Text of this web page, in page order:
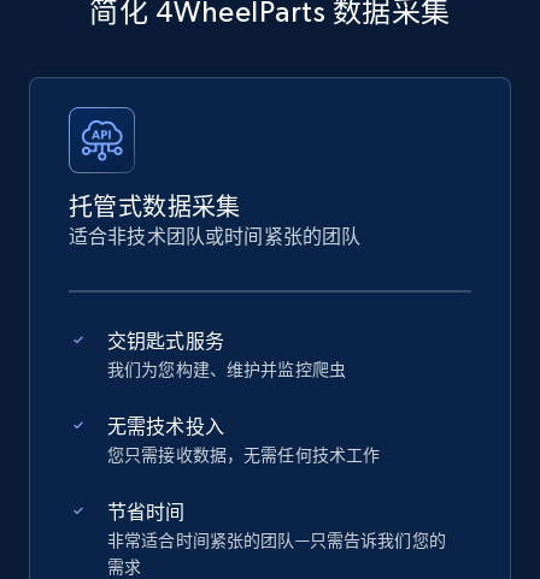
简化 4WheelParts 数据采集
托管式数据采集
适合非技术团队或时间紧张的团队
交钥匙式服务
我们为您构建、维护并监控爬虫
无需技术投入
您只需接收数据，无需任何技术工作
节省时间
非常适合时间紧张的团队—只需告诉我们您的
需求